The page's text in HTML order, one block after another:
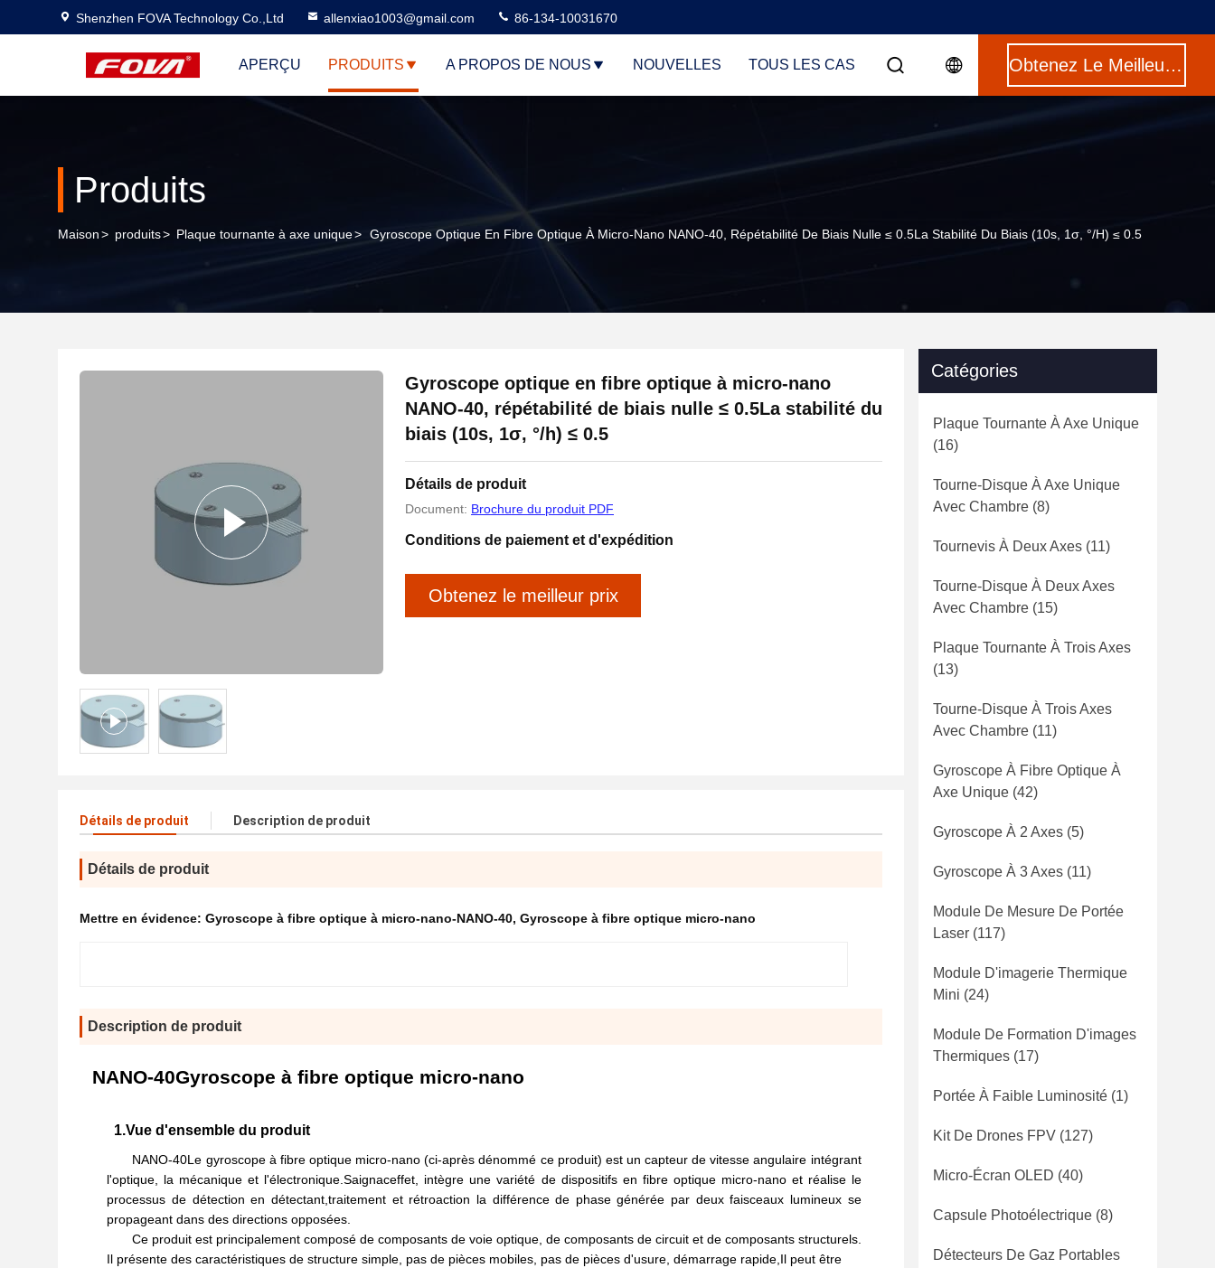
Shenzhen FOVA Technology Co.,Ltd allenxiao1003@gmail.com 86-134-10031670
APERÇU PRODUITS A PROPOS DE NOUS NOUVELLES TOUS LES CAS Obtenez Le Meilleur Prix
Produits
Maison> produits> Plaque tournante à axe unique> Gyroscope Optique En Fibre Optique À Micro-Nano NANO-40, Répétabilité De Biais Nulle ≤ 0.5La Stabilité Du Biais (10s, 1σ, °/h) ≤ 0.5
Gyroscope optique en fibre optique à micro-nano
NANO-40, répétabilité de biais nulle ≤ 0.5La stabilité du
biais (10s, 1σ, °/h) ≤ 0.5
Détails de produit
Document: Brochure du produit PDF
Conditions de paiement et d'expédition
Obtenez le meilleur prix
Détails de produit Description de produit
Détails de produit
Mettre en évidence: Gyroscope à fibre optique à micro-nano-NANO-40, Gyroscope à fibre optique micro-nano
Description de produit
NANO-40Gyroscope à fibre optique micro-nano
1.Vue d'ensemble du produit
NANO-40Le gyroscope à fibre optique micro-nano (ci-après dénommé ce produit) est un capteur de vitesse angulaire intégrant
l'optique, la mécanique et l'électronique.Saignaceffet, intègre une variété de dispositifs en fibre optique micro-nano et réalise le
processus de détection en détectant,traitement et rétroaction la différence de phase générée par deux faisceaux lumineux se
propageant dans des directions opposées.
Ce produit est principalement composé de composants de voie optique, de composants de circuit et de composants structurels.
Il présente des caractéristiques de structure simple, pas de pièces mobiles, pas de pièces d'usure, démarrage rapide,Il peut être
Catégories
Plaque Tournante À Axe Unique
(16)
Tourne-Disque À Axe Unique
Avec Chambre (8)
Tournevis À Deux Axes (11)
Tourne-Disque À Deux Axes
Avec Chambre (15)
Plaque Tournante À Trois Axes
(13)
Tourne-Disque À Trois Axes
Avec Chambre (11)
Gyroscope À Fibre Optique À
Axe Unique (42)
Gyroscope À 2 Axes (5)
Gyroscope À 3 Axes (11)
Module De Mesure De Portée
Laser (117)
Module D'imagerie Thermique
Mini (24)
Module De Formation D'images
Thermiques (17)
Portée À Faible Luminosité (1)
Kit De Drones FPV (127)
Micro-Écran OLED (40)
Capsule Photoélectrique (8)
Détecteurs De Gaz Portables